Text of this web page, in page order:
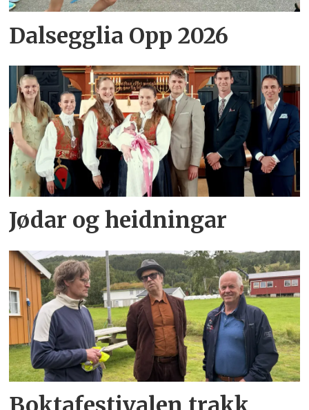
Dalsegglia Opp 2026
Jødar og heidningar